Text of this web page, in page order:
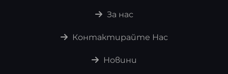
За нас
Контактирайте Нас
Новини